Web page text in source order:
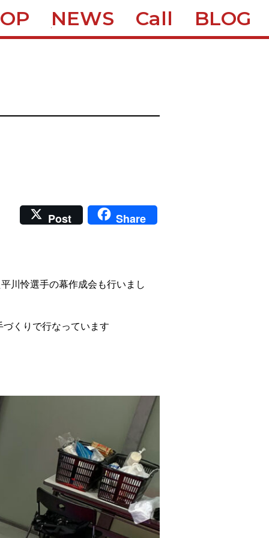
NEWS Call BLOG
Post Share
川怜選手の幕作成会も行いまし
くりで行なっています